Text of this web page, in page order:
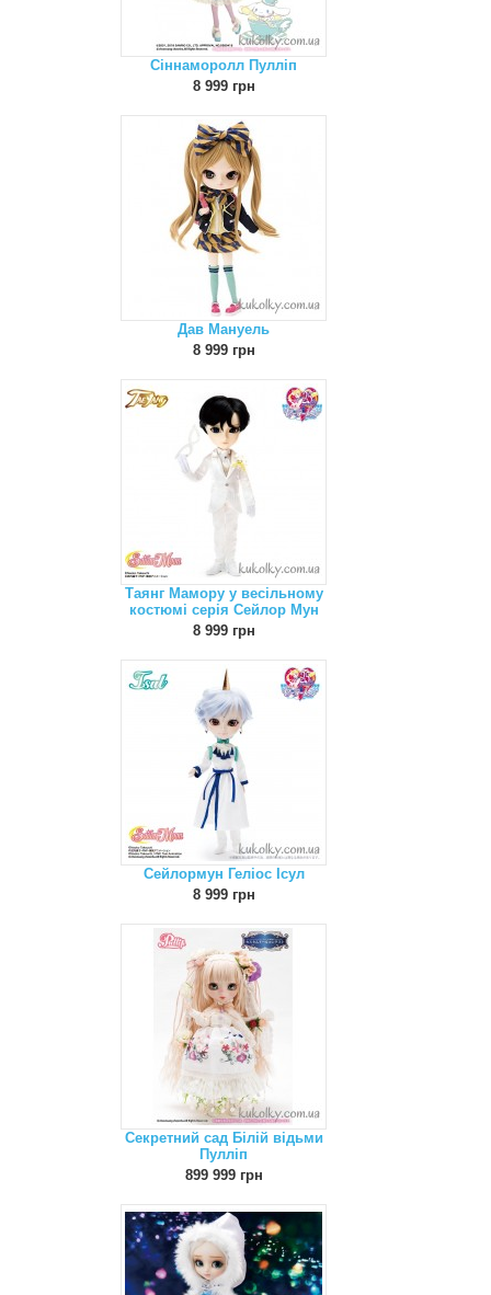
Сіннаморолл Пулліп
8 999 грн
Дав Мануель
8 999 грн
Таянг Мамору у весільному
костюмі серія Сейлор Мун
8 999 грн
Сейлормун Геліос Ісул
8 999 грн
Секретний сад Білій відьми
Пулліп
899 999 грн